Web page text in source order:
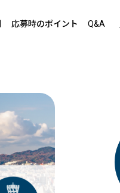
応募時のポイント Q&A